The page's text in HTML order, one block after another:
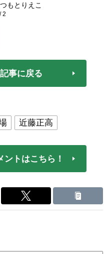
もとりえこ
/2
事に戻る
近藤正高
ントはこちら！